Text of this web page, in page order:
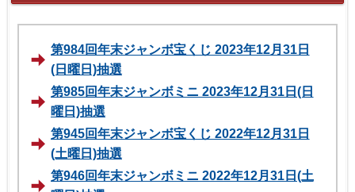
第984回年末ジャンボ宝くじ 2023年12月31日
(日曜日)抽選
第985回年末ジャンボミニ 2023年12月31日(日
曜日)抽選
第945回年末ジャンボ宝くじ 2022年12月31日
(土曜日)抽選
第946回年末ジャンボミニ 2022年12月31日(土